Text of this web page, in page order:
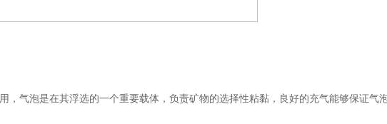
，气泡是在其浮选的一个重要载体，负责矿物的选择性粘黏，良好的充气能够保证